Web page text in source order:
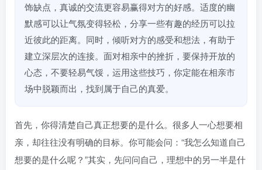
饰缺点，真诚的交流更容易赢得对方的好感。适度的幽
默感可以让气氛变得轻松，分享一些有趣的经历可以拉
近彼此的距离。同时，倾听对方的感受和想法，有助于
建立深层次的连接。面对相亲中的挫折，要保持开放的
心态，不要轻易气馁，运用这些技巧，你定能在相亲市
场中脱颖而出，找到属于自己的真爱。
首先，你得清楚自己真正想要的是什么。很多人一心想要相
亲，却往往没有明确的目标。你可能会问：“我怎么知道自己
想要的是什么呢？”其实，先问问自己，理想中的另一半是什